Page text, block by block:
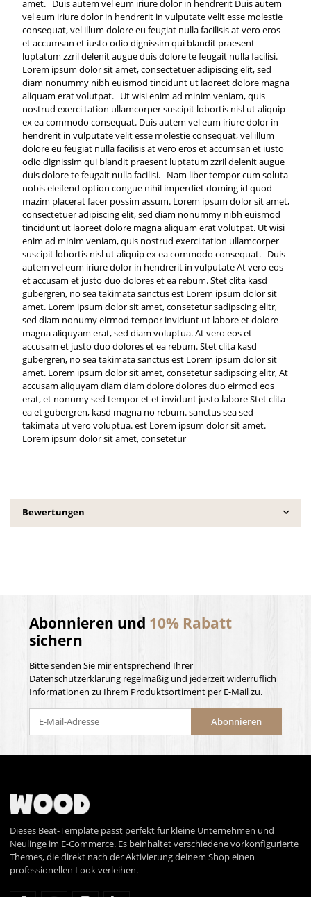
amet. Duis autem vel eum iriure dolor in hendrerit Duis autem
vel eum iriure dolor in hendrerit in vulputate velit esse molestie
consequat, vel illum dolore eu feugiat nulla facilisis at vero eros
et accumsan et iusto odio dignissim qui blandit praesent
luptatum zzril delenit augue duis dolore te feugait nulla facilisi.
Lorem ipsum dolor sit amet, consectetuer adipiscing elit, sed
diam nonummy nibh euismod tincidunt ut laoreet dolore magna
aliquam erat volutpat. Ut wisi enim ad minim veniam, quis
nostrud exerci tation ullamcorper suscipit lobortis nisl ut aliquip
ex ea commodo consequat. Duis autem vel eum iriure dolor in
hendrerit in vulputate velit esse molestie consequat, vel illum
dolore eu feugiat nulla facilisis at vero eros et accumsan et iusto
odio dignissim qui blandit praesent luptatum zzril delenit augue
duis dolore te feugait nulla facilisi. Nam liber tempor cum soluta
nobis eleifend option congue nihil imperdiet doming id quod
mazim placerat facer possim assum. Lorem ipsum dolor sit amet,
consectetuer adipiscing elit, sed diam nonummy nibh euismod
tincidunt ut laoreet dolore magna aliquam erat volutpat. Ut wisi
enim ad minim veniam, quis nostrud exerci tation ullamcorper
suscipit lobortis nisl ut aliquip ex ea commodo consequat. Duis
autem vel eum iriure dolor in hendrerit in vulputate At vero eos
et accusam et justo duo dolores et ea rebum. Stet clita kasd
gubergren, no sea takimata sanctus est Lorem ipsum dolor sit
amet. Lorem ipsum dolor sit amet, consetetur sadipscing elitr,
sed diam nonumy eirmod tempor invidunt ut labore et dolore
magna aliquyam erat, sed diam voluptua. At vero eos et
accusam et justo duo dolores et ea rebum. Stet clita kasd
gubergren, no sea takimata sanctus est Lorem ipsum dolor sit
amet. Lorem ipsum dolor sit amet, consetetur sadipscing elitr, At
accusam aliquyam diam diam dolore dolores duo eirmod eos
erat, et nonumy sed tempor et et invidunt justo labore Stet clita
ea et gubergren, kasd magna no rebum. sanctus sea sed
takimata ut vero voluptua. est Lorem ipsum dolor sit amet.
Lorem ipsum dolor sit amet, consetetur
Bewertungen
Abonnieren und 10% Rabatt
sichern
Bitte senden Sie mir entsprechend Ihrer
Datenschutzerklärung regelmäßig und jederzeit widerruflich
Informationen zu Ihrem Produktsortiment per E-Mail zu.
Abonnieren
Dieses Beat-Template passt perfekt für kleine Unternehmen und
Neulinge im E-Commerce. Es beinhaltet verschiedene vorkonfigurierte
Themes, die direkt nach der Aktivierung deinem Shop einen
professionellen Look verleihen.